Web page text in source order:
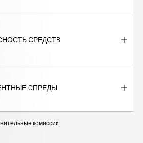
СРЕДСТВ
СПРЕДЫ
комиссии